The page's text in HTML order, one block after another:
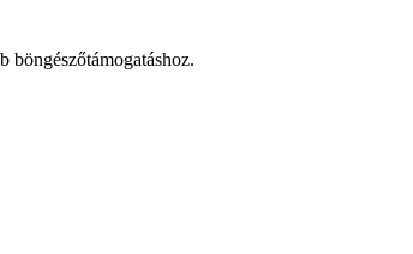
böngészőtámogatáshoz.